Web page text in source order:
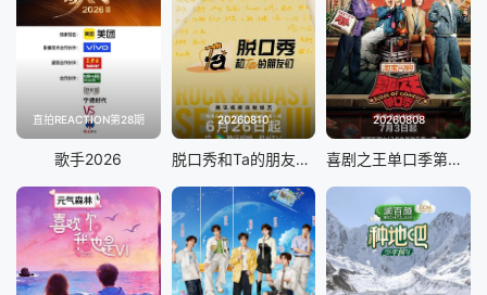
直拍REACTION第28期
歌手2026
20260810
脱口秀和Ta的朋友们 第三季
20260808
喜剧之王单口季第三季